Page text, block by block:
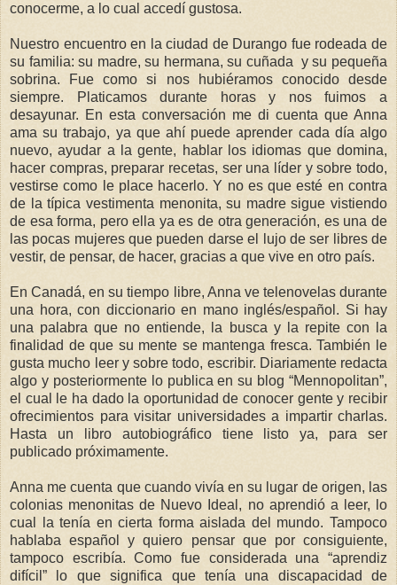
conocerme, a lo cual accedí gustosa.
Nuestro encuentro en la ciudad de Durango fue rodeada de
su familia: su madre, su hermana, su cuñada y su pequeña
sobrina. Fue como si nos hubiéramos conocido desde
siempre. Platicamos durante horas y nos fuimos a
desayunar. En esta conversación me di cuenta que Anna
ama su trabajo, ya que ahí puede aprender cada día algo
nuevo, ayudar a la gente, hablar los idiomas que domina,
hacer compras, preparar recetas, ser una líder y sobre todo,
vestirse como le place hacerlo. Y no es que esté en contra
de la típica vestimenta menonita, su madre sigue vistiendo
de esa forma, pero ella ya es de otra generación, es una de
las pocas mujeres que pueden darse el lujo de ser libres de
vestir, de pensar, de hacer, gracias a que vive en otro país.
En Canadá, en su tiempo libre, Anna ve telenovelas durante
una hora, con diccionario en mano inglés/español. Si hay
una palabra que no entiende, la busca y la repite con la
finalidad de que su mente se mantenga fresca. También le
gusta mucho leer y sobre todo, escribir. Diariamente redacta
algo y posteriormente lo publica en su blog “Mennopolitan”,
el cual le ha dado la oportunidad de conocer gente y recibir
ofrecimientos para visitar universidades a impartir charlas.
Hasta un libro autobiográfico tiene listo ya, para ser
publicado próximamente.
Anna me cuenta que cuando vivía en su lugar de origen, las
colonias menonitas de Nuevo Ideal, no aprendió a leer, lo
cual la tenía en cierta forma aislada del mundo. Tampoco
hablaba español y quiero pensar que por consiguiente,
tampoco escribía. Como fue considerada una “aprendiz
difícil” lo que significa que tenía una discapacidad de